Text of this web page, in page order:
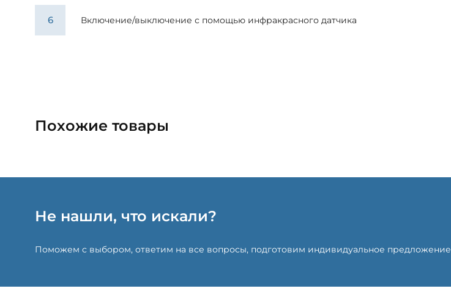
Включение/выключение с помощью инфракрасного датчика
Похожие товары
Не нашли, что искали?
Поможем с выбором, ответим на все вопросы, подготовим индивидуальное предложение